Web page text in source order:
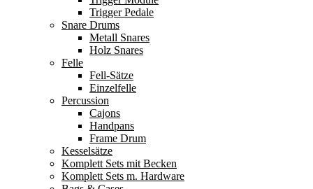
Trigger Pedale
Snare Drums
Metall Snares
Holz Snares
Felle
Fell-Sätze
Einzelfelle
Percussion
Cajons
Handpans
Frame Drum
Kesselsätze
Komplett Sets mit Becken
Komplett Sets m. Hardware